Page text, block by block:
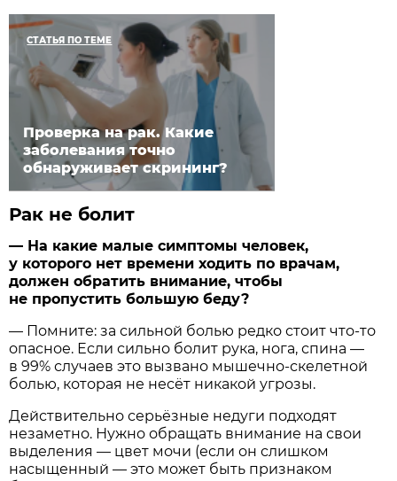
СТАТЬЯ ПО ТЕМЕ
Проверка на рак. Какие
заболевания точно
обнаруживает скрининг?
Рак не болит
— На какие малые симптомы человек,
у которого нет времени ходить по врачам,
должен обратить внимание, чтобы
не пропустить большую беду?
— Помните: за сильной болью редко стоит что-то
опасное. Если сильно болит рука, нога, спина —
в 99% случаев это вызвано мышечно-скелетной
болью, которая не несёт никакой угрозы.
Действительно серьёзные недуги подходят
незаметно. Нужно обращать внимание на свои
выделения — цвет мочи (если он слишком
насыщенный — это может быть признаком